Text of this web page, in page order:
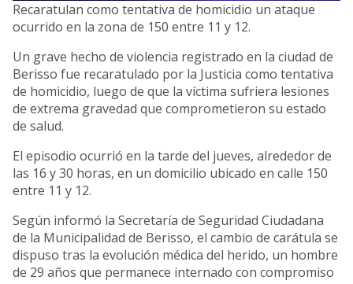
Recaratulan como tentativa de homicidio un ataque
ocurrido en la zona de 150 entre 11 y 12.
Un grave hecho de violencia registrado en la ciudad de
Berisso fue recaratulado por la Justicia como tentativa
de homicidio, luego de que la víctima sufriera lesiones
de extrema gravedad que comprometieron su estado
de salud.
El episodio ocurrió en la tarde del jueves, alrededor de
las 16 y 30 horas, en un domicilio ubicado en calle 150
entre 11 y 12.
Según informó la Secretaría de Seguridad Ciudadana
de la Municipalidad de Berisso, el cambio de carátula se
dispuso tras la evolución médica del herido, un hombre
de 29 años que permanece internado con compromiso